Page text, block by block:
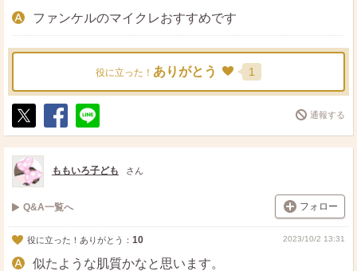
ファンケルのマイクレおすすめです
役に立った！ ありがとう 1
ポ
ス
ト
シ
ェ
送
る
通報する
ももいろ子ども さん
Q&A一覧へ フォロー
役に立った！ありがとう： 10 2023/10/2 13:31
似たような肌質かなと思います。